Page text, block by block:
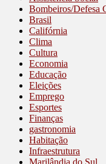
Bombeiros/Defesa
Brasil
Califórnia
Clima
Cultura
Economia
Educação
Eleições
Emprego
Esportes
Finanças
gastronomia
Habitação
Infraestrutura